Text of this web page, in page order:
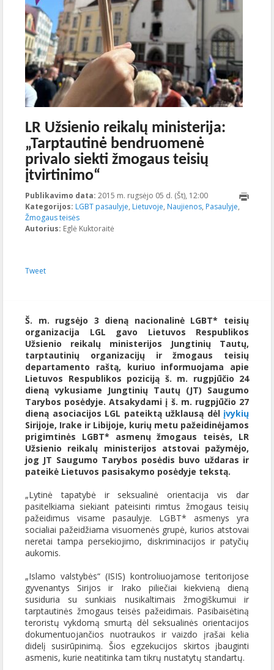
LR Užsienio reikalų ministerija:
„Tarptautinė bendruomenė
privalo siekti žmogaus teisių
įtvirtinimo“
Publikavimo data: 2015 m. rugsėjo 05 d. (Št), 12:00
17T18:44:45+00:00
Kategorijos: LGBT pasaulyje, Lietuvoje, Naujienos, Pasaulyje,
Žmogaus teisės
Autorius: Eglė Kuktoraitė
Tweet
Š. m. rugsėjo 3 dieną nacionalinė LGBT* teisių
organizacija LGL gavo Lietuvos Respublikos
Užsienio reikalų ministerijos Jungtinių Tautų,
tarptautinių organizacijų ir žmogaus teisių
departamento raštą, kuriuo informuojama apie
Lietuvos Respublikos poziciją š. m. rugpjūčio 24
dieną vykusiame Jungtinių Tautų (JT) Saugumo
Tarybos posėdyje. Atsakydami į š. m. rugpjūčio 27
dieną asociacijos LGL pateiktą užklausą dėl įvykių
Sirijoje, Irake ir Libijoje, kurių metu pažeidinėjamos
prigimtinės LGBT* asmenų žmogaus teisės, LR
Užsienio reikalų ministerijos atstovai pažymėjo,
jog JT Saugumo Tarybos posėdis buvo uždaras ir
pateikė Lietuvos pasisakymo posėdyje tekstą.
„Lytinė tapatybė ir seksualinė orientacija vis dar
pasitelkiama siekiant pateisinti rimtus žmogaus teisių
pažeidimus visame pasaulyje. LGBT* asmenys yra
socialiai pažeidžiama visuomenės grupė, kurios atstovai
neretai tampa persekiojimo, diskriminacijos ir patyčių
aukomis.
„Islamo valstybės“ (ISIS) kontroliuojamose teritorijose
gyvenantys Sirijos ir Irako piliečiai kiekvieną dieną
susiduria su sunkiais nusikaltimais žmogiškumui ir
tarptautinės žmogaus teisės pažeidimais. Pasibaisėtiną
teroristų vykdomą smurtą dėl seksualinės orientacijos
dokumentuojančios nuotraukos ir vaizdo įrašai kelia
didelį susirūpinimą. Šios egzekucijos skirtos įbauginti
asmenis, kurie neatitinka tam tikrų nustatytų standartų.